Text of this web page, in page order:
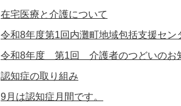
在宅医療と介護について
令和8年度第1回内灘町地域包括支援セン
令和8年度 第1回 介護者のつどいのお
認知症の取り組み
9月は認知症月間です。